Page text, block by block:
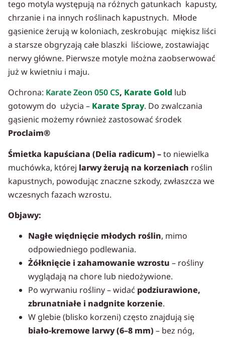
tego motyla występują na różnych gatunkach kapusty,
chrzanie i na innych roślinach kapustnych. Młode
gąsienice żerują w koloniach, zeskrobując miękisz liści
a starsze obgryzają całe blaszki liściowe, zostawiając
nerwy główne. Pierwsze motyle można zaobserwować
już w kwietniu i maju.
Ochrona: Karate Zeon 050 CS, Karate Gold lub
gotowym do użycia – Karate Spray. Do zwalczania
gąsienic możemy również zastosować środek
Proclaim®
Śmietka kapuściana (Delia radicum) –to niewielka
muchówka, której larwy żerują na korzeniach roślin
kapustnych, powodując znaczne szkody, zwłaszcza we
wczesnych fazach wzrostu.
Objawy:
Nagłe więdnięcie młodych roślin, mimo
odpowiedniego podlewania.
Żółknięcie i zahamowanie wzrostu – rośliny
wyglądają na chore lub niedożywione.
Po wyrwaniu rośliny – widać podziurawione,
zbrunatniałe i nadgnite korzenie.
W glebie (blisko korzeni) często znajdują się
biało-kremowe larwy (6–8 mm) – bez nóg,